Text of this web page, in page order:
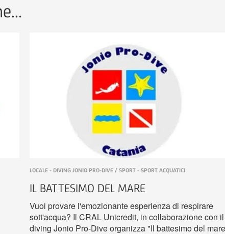
LOCALE - DIVING JONIO PRO-DIVE / SPORT - SPORT ACQUATICI
IL BATTESIMO DEL MARE
Vuoi provare l'emozionante esperienza di respirare
sott'acqua? Il CRAL Unicredit, in collaborazione con il
diving Jonio Pro-Dive organizza "Il battesimo del